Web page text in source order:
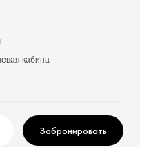
кабина
Забронировать